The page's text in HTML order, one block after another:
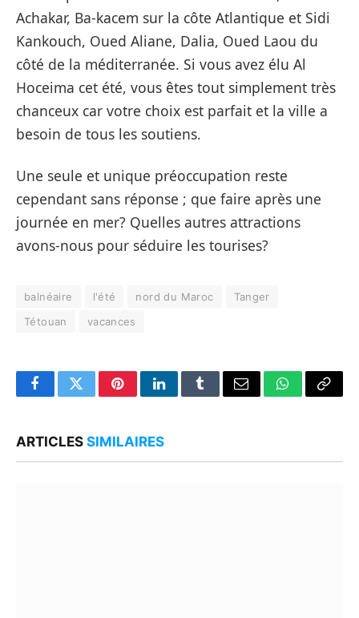
Achakar, Ba-kacem sur la côte Atlantique et Sidi
Kankouch, Oued Aliane, Dalia, Oued Laou du
côté de la méditerranée. Si vous avez élu Al
Hoceima cet été, vous êtes tout simplement très
chanceux car votre choix est parfait et la ville a
besoin de tous les soutiens.
Une seule et unique préoccupation reste
cependant sans réponse ; que faire après une
journée en mer? Quelles autres attractions
avons-nous pour séduire les tourises?
balnéaire l'été nord du Maroc
Tanger
Tétouan
vacances
FacebookTwitterPinterestLinkedInTumblrEmail WhatsApp
Copy
ARTICLES SIMILAIRES